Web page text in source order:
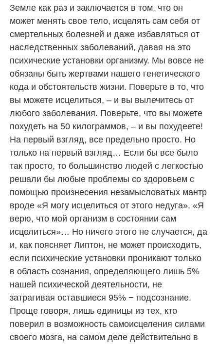
Земле как раз и заключается в том, что он
может менять свое тело, исцелять сам себя от
смертельных болезней и даже избавляться от
наследственных заболеваний, давая на это
психические установки организму. Мы вовсе не
обязаны быть жертвами нашего генетического
кода и обстоятельств жизни. Поверьте в то, что
вы можете исцелиться, – и вы вылечитесь от
любого заболевания. Поверьте, что вы можете
похудеть на 50 килограммов, – и вы похудеете!
На первый взгляд, все предельно просто. Но
только на первый взгляд… Если бы все было
так просто, то большинство людей с легкостью
решали бы любые проблемы со здоровьем с
помощью произнесения незамысловатых мантр
вроде «Я могу исцелиться от этого недуга», «Я
верю, что мой организм в состоянии сам
исцелиться»… Но ничего этого не случается, да
и, как поясняет Липтон, не может происходить,
если психические установки проникают только
в область сознания, определяющего лишь 5%
нашей психической деятельности, не
затрагивая оставшиеся 95% − подсознание.
Проще говоря, лишь единицы из тех, кто
поверил в возможность самоисцеления силами
своего мозга, на самом деле действительно в